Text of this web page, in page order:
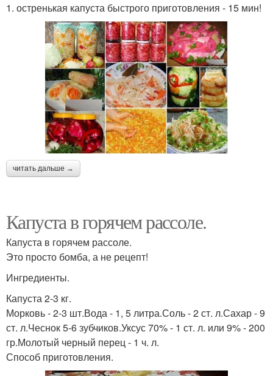
1. остренькая капуста быстрого приготовления - 15 мин!
читать дальше →
Капуста в горячем рассоле.
Капуста в горячем рассоле.
Это просто бомба, а не рецепт!
Ингредиенты.
Капуста 2-3 кг.
Морковь - 2-3 шт.Вода - 1, 5 литра.Соль - 2 ст. л.Сахар - 9
ст. л.Чеснок 5-6 зубчиков.Уксус 70% - 1 ст. л. или 9% - 200
гр.Молотый черный перец - 1 ч. л.
Способ приготовления.